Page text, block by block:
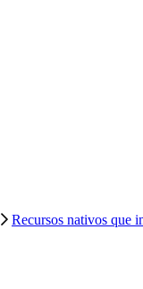
Recursos nativos que